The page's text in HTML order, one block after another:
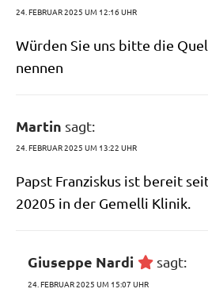
24. FEBRUAR 2025 UM 12:16 UHR
Wür­den Sie uns bit­te die
nennen
Martin sagt:
24. FEBRUAR 2025 UM 13:22 UHR
Papst Fran­zis­kus ist bereit
20205 in der Gemel­li Klinik.
Giuseppe Nardi sagt:
24. FEBRUAR 2025 UM 15:07 UHR